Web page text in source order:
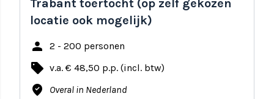
Trabant toertocht (op zelf gekozen
locatie ook mogelijk)
person 2 - 200 personen
local_offer v.a. € 48,50 p.p. (incl. btw)
where_to_vote Overal in Nederland